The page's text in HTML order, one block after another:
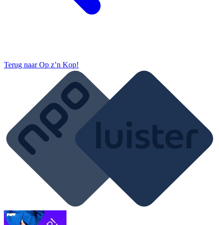
Terug naarOp z’n Kop!